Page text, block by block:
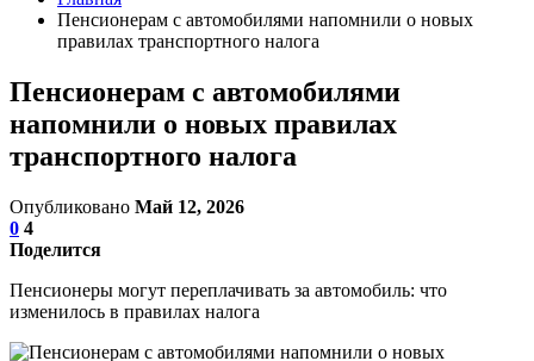
Пенсионерам с автомобилями напомнили о новых
правилах транспортного налога
Пенсионерам с автомобилями
напомнили о новых правилах
транспортного налога
Опубликовано Май 12, 2026
0 4
Поделится
Пенсионеры могут переплачивать за автомобиль: что
изменилось в правилах налога